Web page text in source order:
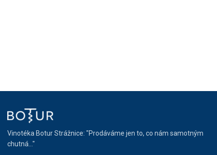
Vinotéka Botur Strážnice: "Prodáváme jen to, co nám samotným
chutná..."